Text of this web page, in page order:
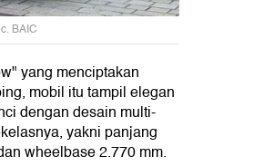
BAIC
yang menciptakan
mobil itu tampil elegan
dengan desain multi-
yakni panjang
wheelbase 2.770 mm.